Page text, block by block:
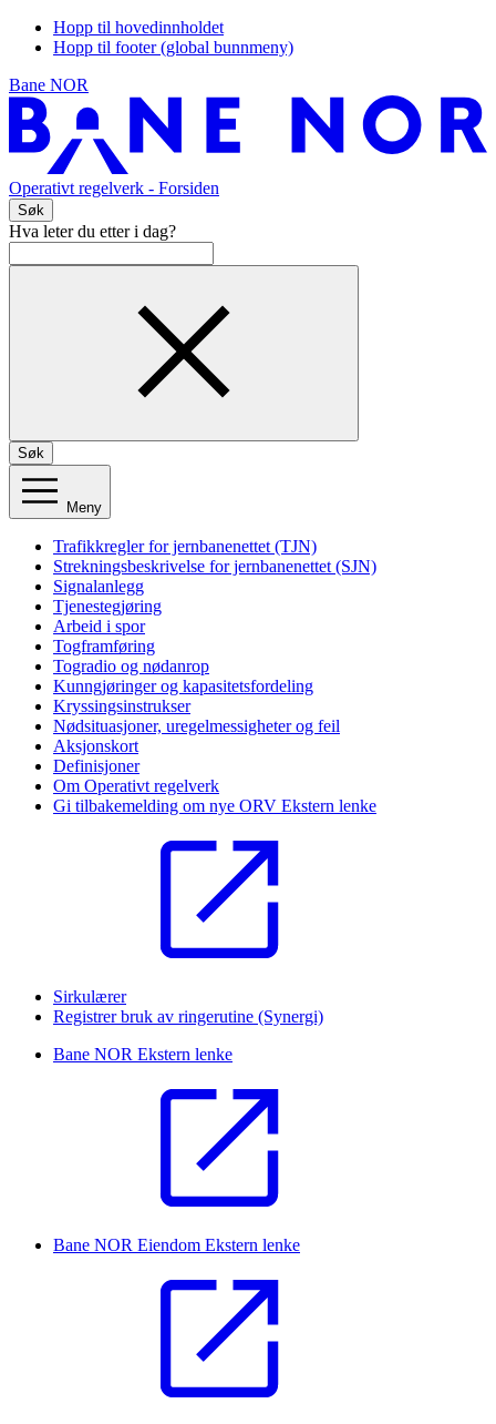
Hopp til hovedinnholdet
Hopp til footer (global bunnmeny)
Bane NOR
Operativt regelverk - Forsiden
Søk
Hva leter du etter i dag?
Søk
Meny
Trafikkregler for jernbanenettet (TJN)
Strekningsbeskrivelse for jernbanenettet (SJN)
Signalanlegg
Tjenestegjøring
Arbeid i spor
Togframføring
Togradio og nødanrop
Kunngjøringer og kapasitetsfordeling
Kryssingsinstrukser
Nødsituasjoner, uregelmessigheter og feil
Aksjonskort
Definisjoner
Om Operativt regelverk
Gi tilbakemelding om nye ORV Ekstern lenke
Sirkulærer
Registrer bruk av ringerutine (Synergi)
Bane NOR Ekstern lenke
Bane NOR Eiendom Ekstern lenke